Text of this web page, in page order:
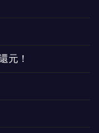
元！